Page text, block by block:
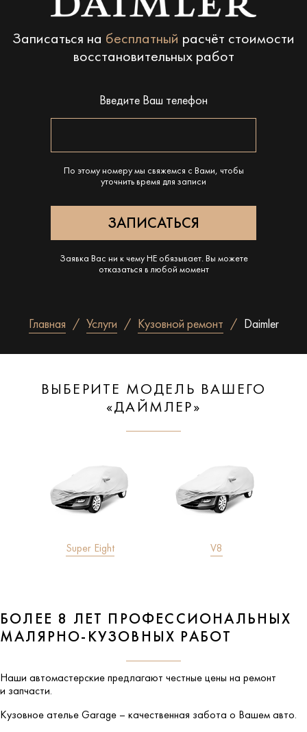
Записаться на бесплатный расчёт стоимости
восстановительных работ
Введите Ваш телефон
По этому номеру мы свяжемся с Вами, чтобы
уточнить время для записи
Заявка Вас ни к чему НЕ обязывает. Вы можете
отказаться в любой момент
Главная Услуги Кузовной ремонт Daimler
ВЫБЕРИТЕ МОДЕЛЬ ВАШЕГО
«ДАЙМЛЕР»
Super Eight V8
БОЛЕЕ 8 ЛЕТ ПРОФЕССИОНАЛЬНЫХ
МАЛЯРНО-КУЗОВНЫХ РАБОТ
Наши автомастерские предлагают честные цены на ремонт
и запчасти.
Кузовное ателье Garage – качественная забота о Вашем авто.